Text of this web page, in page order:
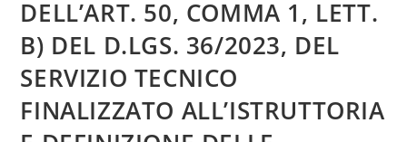
DELL’ART. 50, COMMA 1, LETT.
B) DEL D.LGS. 36/2023, DEL
SERVIZIO TECNICO
FINALIZZATO ALL’ISTRUTTORIA